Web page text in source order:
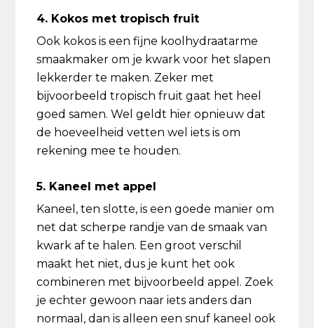
4. Kokos met tropisch fruit
Ook kokos is een fijne koolhydraatarme
smaakmaker om je kwark voor het slapen
lekkerder te maken. Zeker met
bijvoorbeeld tropisch fruit gaat het heel
goed samen. Wel geldt hier opnieuw dat
de hoeveelheid vetten wel iets is om
rekening mee te houden.
5. Kaneel met appel
Kaneel, ten slotte, is een goede manier om
net dat scherpe randje van de smaak van
kwark af te halen. Een groot verschil
maakt het niet, dus je kunt het ook
combineren met bijvoorbeeld appel. Zoek
je echter gewoon naar iets anders dan
normaal, dan is alleen een snuf kaneel ook